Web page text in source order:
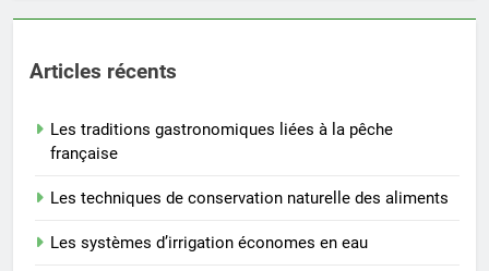
Articles récents
Les traditions gastronomiques liées à la pêche
française
Les techniques de conservation naturelle des aliments
Les systèmes d’irrigation économes en eau